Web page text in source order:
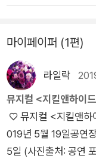
쇄살인범들이 대게 그
성 강한 직장을 가진
설이라기엔 작가가 인
다.아마 대부분 사람
지만 언급하겠다. 지
이에서 결국 악에 굴
주위의 시선때문에
험을 통해 불러낸 본인
모습을 보면, 대부분
마이페이퍼 (1편)
라일락
뮤지컬 <지킬앤하이
♡ 뮤지컬 <지킬앤하
019년 5월 19일공연
5일 (사진출처: 공연